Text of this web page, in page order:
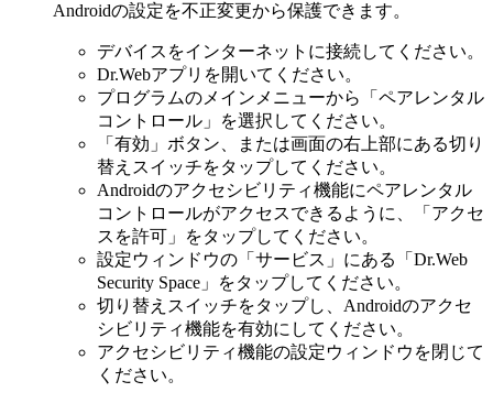
Androidの設定を不正変更から保護できます。
デバイスをインターネットに接続してください。
Dr.Webアプリを開いてください。
プログラムのメインメニューから「ペアレンタル
コントロール」を選択してください。
「有効」ボタン、または画面の右上部にある切り
替えスイッチをタップしてください。
Androidのアクセシビリティ機能にペアレンタル
コントロールがアクセスできるように、「アクセ
スを許可」をタップしてください。
設定ウィンドウの「サービス」にある「Dr.Web
Security Space」をタップしてください。
切り替えスイッチをタップし、Androidのアクセ
シビリティ機能を有効にしてください。
アクセシビリティ機能の設定ウィンドウを閉じて
ください。